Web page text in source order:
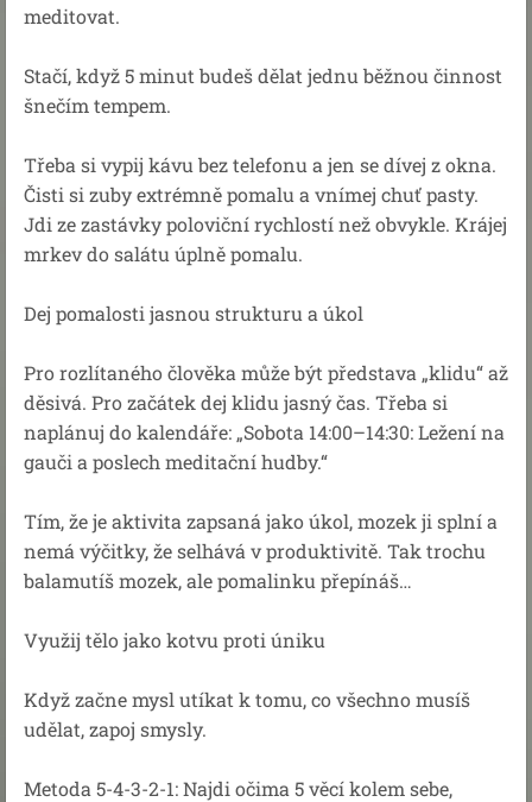
meditovat.
Stačí, když 5 minut budeš dělat jednu běžnou činnost
šnečím tempem.
Třeba si vypij kávu bez telefonu a jen se dívej z okna.
Čisti si zuby extrémně pomalu a vnímej chuť pasty.
Jdi ze zastávky poloviční rychlostí než obvykle. Krájej
mrkev do salátu úplně pomalu.
Dej pomalosti jasnou strukturu a úkol
Pro rozlítaného člověka může být představa „klidu“ až
děsivá. Pro začátek dej klidu jasný čas. Třeba si
naplánuj do kalendáře: „Sobota 14:00–14:30: Ležení na
gauči a poslech meditační hudby.“
Tím, že je aktivita zapsaná jako úkol, mozek ji splní a
nemá výčitky, že selhává v produktivitě. Tak trochu
balamutíš mozek, ale pomalinku přepínáš…
Využij tělo jako kotvu proti úniku
Když začne mysl utíkat k tomu, co všechno musíš
udělat, zapoj smysly.
Metoda 5-4-3-2-1: Najdi očima 5 věcí kolem sebe,